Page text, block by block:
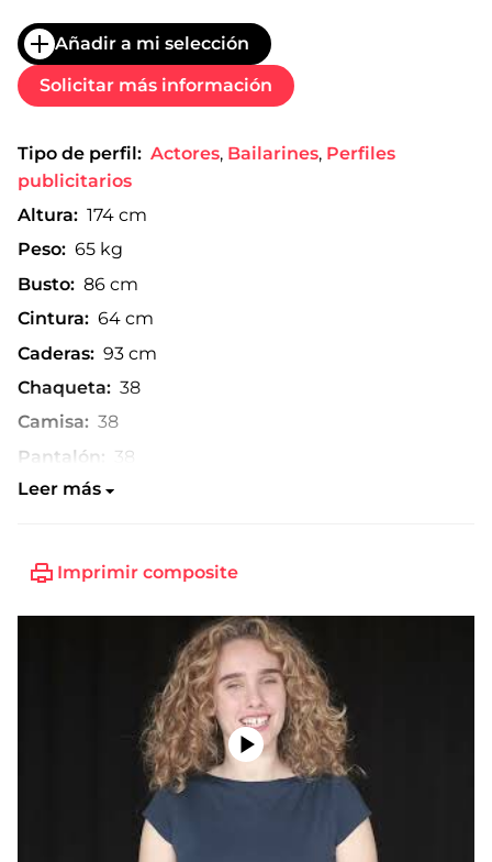
Añadir a mi selección
Solicitar más información
Tipo de perfil: Actores, Bailarines, Perfiles
publicitarios
Altura: 174 cm
Peso: 65 kg
Busto: 86 cm
Cintura: 64 cm
Caderas: 93 cm
Chaqueta: 38
Camisa: 38
Pantalón: 38
Talla de zapato:
Leer más
Imprimir composite